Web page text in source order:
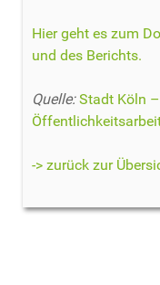
Hier geht es zum
und des Berichts.
Quelle: Stadt Köln
-> zurück zur